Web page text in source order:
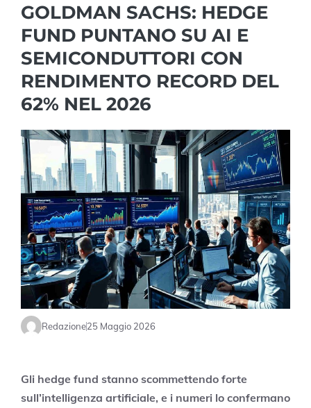
GOLDMAN SACHS: HEDGE
FUND PUNTANO SU AI E
SEMICONDUTTORI CON
RENDIMENTO RECORD DEL
62% NEL 2026
Redazione25 Maggio 2026
Gli hedge fund stanno scommettendo forte
sull’intelligenza artificiale, e i numeri lo confermano